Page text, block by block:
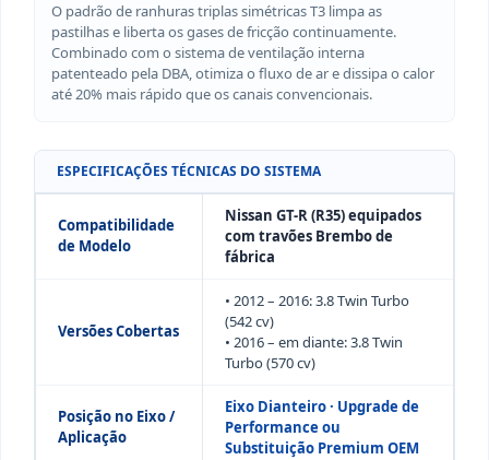
O padrão de ranhuras triplas simétricas T3 limpa as
pastilhas e liberta os gases de fricção continuamente.
Combinado com o sistema de ventilação interna
patenteado pela DBA, otimiza o fluxo de ar e dissipa o calor
até 20% mais rápido que os canais convencionais.
ESPECIFICAÇÕES TÉCNICAS DO SISTEMA
Compatibilidade
de Modelo
Nissan GT-R (R35) equipados
com travões Brembo de
fábrica
Versões Cobertas
• 2012 – 2016: 3.8 Twin Turbo
(542 cv)
• 2016 – em diante: 3.8 Twin
Turbo (570 cv)
Posição no Eixo /
Aplicação
Eixo Dianteiro · Upgrade de
Performance ou
Substituição Premium OEM